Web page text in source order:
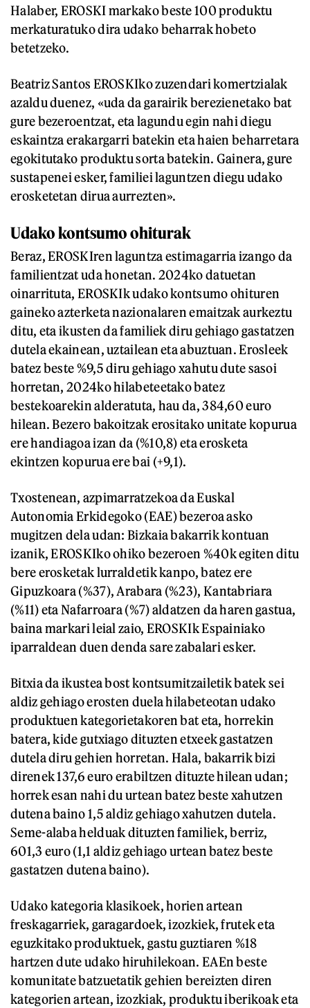
Halaber, EROSKI markako beste 100 produktu
merkaturatuko dira udako beharrak hobeto
betetzeko.
Beatriz Santos EROSKIko zuzendari komertzialak
azaldu duenez, «uda da garairik berezienetako bat
gure bezeroentzat, eta lagundu egin nahi diegu
eskaintza erakargarri batekin eta haien beharretara
egokitutako produktu sorta batekin. Gainera, gure
sustapenei esker, familiei laguntzen diegu udako
erosketetan dirua aurrezten».
Udako kontsumo ohiturak
Beraz, EROSKIren laguntza estimagarria izango da
familientzat uda honetan. 2024ko datuetan
oinarrituta, EROSKIk udako kontsumo ohituren
gaineko azterketa nazionalaren emaitzak aurkeztu
ditu, eta ikusten da familiek diru gehiago gastatzen
dutela ekainean, uztailean eta abuztuan. Erosleek
batez beste %9,5 diru gehiago xahutu dute sasoi
horretan, 2024ko hilabeteetako batez
bestekoarekin alderatuta, hau da, 384,60 euro
hilean. Bezero bakoitzak erositako unitate kopurua
ere handiagoa izan da (%10,8) eta erosketa
ekintzen kopurua ere bai (+9,1).
Txostenean, azpimarratzekoa da Euskal
Autonomia Erkidegoko (EAE) bezeroa asko
mugitzen dela udan: Bizkaia bakarrik kontuan
izanik, EROSKIko ohiko bezeroen %40k egiten ditu
bere erosketak lurraldetik kanpo, batez ere
Gipuzkoara (%37), Arabara (%23), Kantabriara
(%11) eta Nafarroara (%7) aldatzen da haren gastua,
baina markari leial zaio, EROSKIk Espainiako
iparraldean duen denda sare zabalari esker.
Bitxia da ikustea bost kontsumitzailetik batek sei
aldiz gehiago erosten duela hilabeteotan udako
produktuen kategorietakoren bat eta, horrekin
batera, kide gutxiago dituzten etxeek gastatzen
dutela diru gehien horretan. Hala, bakarrik bizi
direnek 137,6 euro erabiltzen dituzte hilean udan;
horrek esan nahi du urtean batez beste xahutzen
dutena baino 1,5 aldiz gehiago xahutzen dutela.
Seme-alaba helduak dituzten familiek, berriz,
601,3 euro (1,1 aldiz gehiago urtean batez beste
gastatzen dutena baino).
Udako kategoria klasikoek, horien artean
freskagarriek, garagardoek, izozkiek, frutek eta
eguzkitako produktuek, gastu guztiaren %18
hartzen dute udako hiruhilekoan. EAEn beste
komunitate batzuetatik gehien bereizten diren
kategorien artean, izozkiak, produktu iberikoak eta